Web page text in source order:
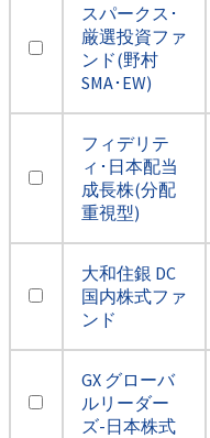
スパークス･
厳選投資ファ
ンド(野村
SMA･EW)
フィデリテ
ィ･日本配当
成長株(分配
重視型)
大和住銀 DC
国内株式ファ
ンド
GX グローバ
ルリーダー
ズ-日本株式